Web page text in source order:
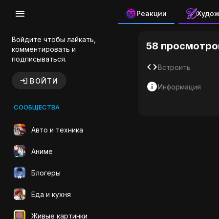
Реакции
Войдите чтобы лайкать,
комментировать и
подписываться.
ВОЙТИ
СООБЩЕСТВА
Авто и техника
Аниме
Блогеры
Еда и кухня
Живые картинки
Бисквит
58
Встроить
Информация